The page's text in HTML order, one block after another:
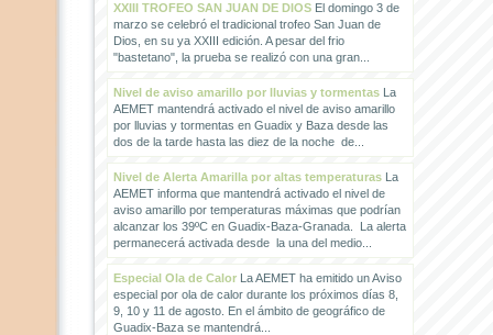
XXIII TROFEO SAN JUAN DE DIOSEl domingo 3 de
marzo se celebró el tradicional trofeo San Juan de
Dios, en su ya XXIII edición. A pesar del frio
"bastetano", la prueba se realizó con una gran...
Nivel de aviso amarillo por lluvias y tormentasLa
AEMET mantendrá activado el nivel de aviso amarillo
por lluvias y tormentas en Guadix y Baza desde las
dos de la tarde hasta las diez de la noche de...
Nivel de Alerta Amarilla por altas temperaturasLa
AEMET informa que mantendrá activado el nivel de
aviso amarillo por temperaturas máximas que podrían
alcanzar los 39ºC en Guadix-Baza-Granada. La alerta
permanecerá activada desde la una del medio...
Especial Ola de CalorLa AEMET ha emitido un Aviso
especial por ola de calor durante los próximos días 8,
9, 10 y 11 de agosto. En el ámbito de geográfico de
Guadix-Baza se mantendrá...